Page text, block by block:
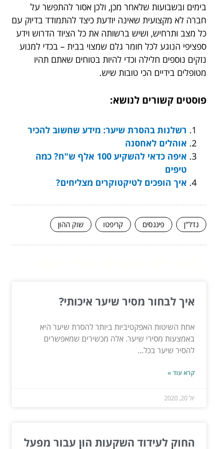
בימים ובשבועות שלאחר מכן, ולכן אסור להתפשר על
חברה לא מקצועית שאינה יודעת כיצד להתמודד בדיוק עם
כל מצב ותרחיש, ושיש ברשותה את כל הציוד הדרוש וידע
ספציפי הנוגע לכל חומר גלם שמצוי בבית – בכדי למנוע
נזקים נוספים חלילה וכדי להיות בטוחים שאתם תהיו
מטופלים בידיים הכי טובות שיש.
פוסטים קשורים לנושא:
רשלנות בהסרת שיער: מידע שחשוב להכיר
אוהלים לאחסנה
איפה כדאי להשקיע 100 אלף ש"ח? כמה
טיפים
איך הופכים לטיקטוקרים מצליחים?
נדל"ן פיננסים קריפטו שוק ההון
איך לבחור מסיר שיער איכותי?
אחת השיטות האפקטיביות ביותר להסרת שיער היא
באמצעות מסירי שיער. אלה מכשירים שמאפשרים
להסיר שיער בכל...
קרא עוד »
יול 20, 2020
החוק לעידוד השקעות הון עבור מפעל